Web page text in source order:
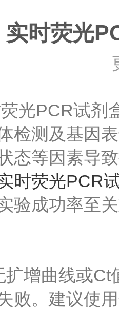
实时荧光
PCR试剂盒
检测及基因
态等因素导
时荧光PCR
验成功率至
曲线或Ct值
败。建议使